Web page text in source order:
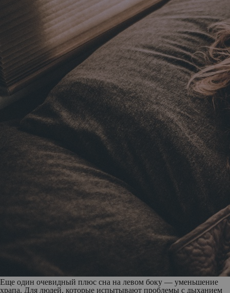
Еще один очевидный плюс сна на левом боку — уменьшение
храпа. Для людей, которые испытывают проблемы с дыханием